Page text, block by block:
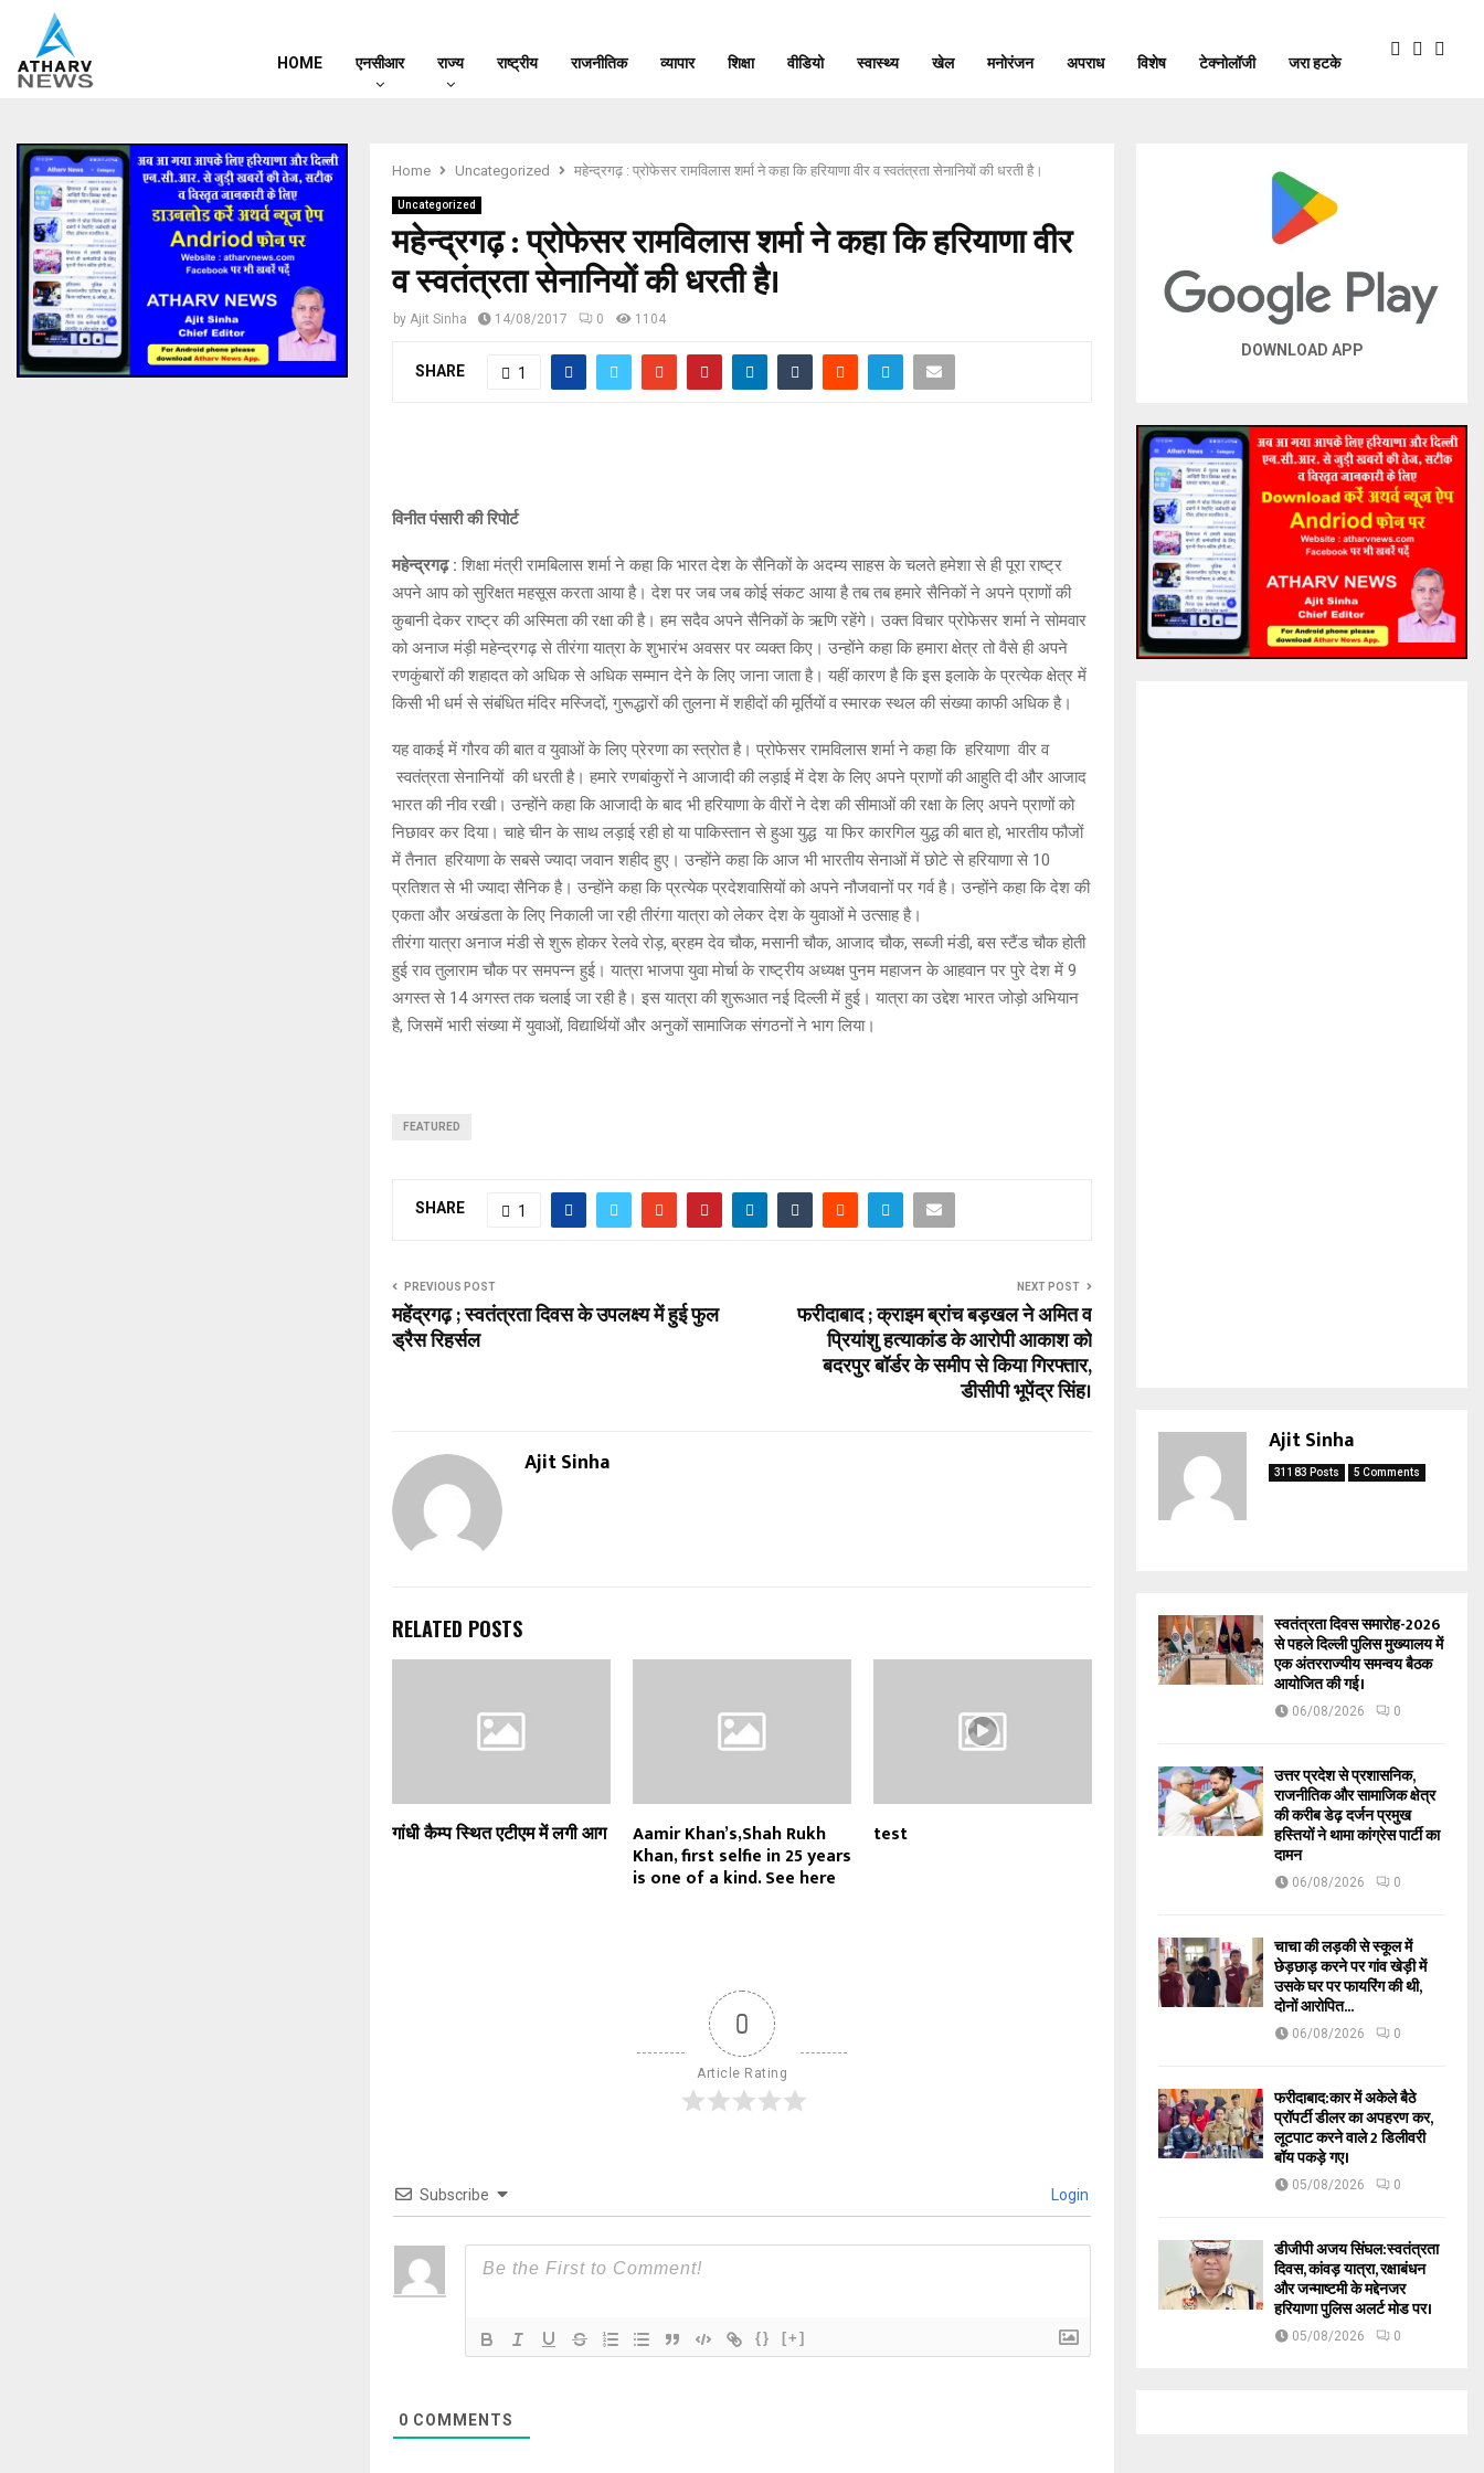
HOME एनसीआर राज्य राष्ट्रीय राजनीतिक व्यापार शिक्षा वीडियो स्वास्थ्य खेल मनोरंजन अपराध विशेष टेक्नोलॉजी जरा हटके
Home Uncategorized महेन्द्रगढ़ : प्रोफेसर रामविलास शर्मा ने कहा कि हरियाणा वीर व स्वतंत्रता सेनानियों की धरती है।
Uncategorized
महेन्द्रगढ़ : प्रोफेसर रामविलास शर्मा ने कहा कि हरियाणा वीर
व स्वतंत्रता सेनानियों की धरती है।
by Ajit Sinha 14/08/2017 0 1104
SHARE 1
विनीत पंसारी की रिपोर्ट
महेन्द्रगढ़ : शिक्षा मंत्री रामबिलास शर्मा ने कहा कि भारत देश के सैनिकों के अदम्य साहस के चलते हमेशा से ही पूरा राष्ट्र
अपने आप को सुरिक्षत महसूस करता आया है। देश पर जब जब कोई संकट आया है तब तब हमारे सैनिकों ने अपने प्राणों की
कुबानी देकर राष्ट्र की अस्मिता की रक्षा की है। हम सदैव अपने सैनिकों के ऋणि रहेंगे। उक्त विचार प्रोफेसर शर्मा ने सोमवार
को अनाज मंड़ी महेन्द्रगढ़ से तीरंगा यात्रा के शुभारंभ अवसर पर व्यक्त किए। उन्होंने कहा कि हमारा क्षेत्र तो वैसे ही अपने
रणकुंबारों की शहादत को अधिक से अधिक सम्मान देने के लिए जाना जाता है। यहीं कारण है कि इस इलाके के प्रत्येक क्षेत्र में
किसी भी धर्म से संबंधित मंदिर मस्जिदों, गुरूद्धारों की तुलना में शहीदों की मूर्तियों व स्मारक स्थल की संख्या काफी अधिक है।
यह वाकई में गौरव की बात व युवाओं के लिए प्रेरणा का स्त्रोत है। प्रोफेसर रामविलास शर्मा ने कहा कि हरियाणा वीर व
स्वतंत्रता सेनानियों की धरती है। हमारे रणबांकुरों ने आजादी की लड़ाई में देश के लिए अपने प्राणों की आहुति दी और आजाद
भारत की नीव रखी। उन्होंने कहा कि आजादी के बाद भी हरियाणा के वीरों ने देश की सीमाओं की रक्षा के लिए अपने प्राणों को
निछावर कर दिया। चाहे चीन के साथ लड़ाई रही हो या पाकिस्तान से हुआ युद्ध या फिर कारगिल युद्ध की बात हो, भारतीय फौजों
में तैनात हरियाणा के सबसे ज्यादा जवान शहीद हुए। उन्होंने कहा कि आज भी भारतीय सेनाओं में छोटे से हरियाणा से 10
प्रतिशत से भी ज्यादा सैनिक है। उन्होंने कहा कि प्रत्येक प्रदेशवासियों को अपने नौजवानों पर गर्व है। उन्होंने कहा कि देश की
एकता और अखंडता के लिए निकाली जा रही तीरंगा यात्रा को लेकर देश के युवाओं मे उत्साह है।
तीरंगा यात्रा अनाज मंडी से शुरू होकर रेलवे रोड़, ब्रहम देव चौक, मसानी चौक, आजाद चौक, सब्जी मंडी, बस स्टैंड चौक होती
हुई राव तुलाराम चौक पर समपन्न हुई। यात्रा भाजपा युवा मोर्चा के राष्ट्रीय अध्यक्ष पुनम महाजन के आहवान पर पुरे देश में 9
अगस्त से 14 अगस्त तक चलाई जा रही है। इस यात्रा की शुरूआत नई दिल्ली में हुई। यात्रा का उद्देश भारत जोड़ो अभियान
है, जिसमें भारी संख्या में युवाओं, विद्यार्थियों और अनुकों सामाजिक संगठनों ने भाग लिया।
FEATURED
SHARE 1
PREVIOUS POST
महेंद्रगढ़ ; स्वतंत्रता दिवस के उपलक्ष्य में हुई फुल
ड्रैस रिहर्सल
NEXT POST
फरीदाबाद ; क्राइम ब्रांच बड़खल ने अमित व
प्रियांशु हत्याकांड के आरोपी आकाश को
बदरपुर बॉर्डर के समीप से किया गिरफ्तार,
डीसीपी भूपेंद्र सिंह।
Ajit Sinha
RELATED POSTS
गांधी कैम्प स्थित एटीएम में लगी आग Aamir Khan’s,Shah Rukh
Khan, first selfie in 25 years
is one of a kind. See here
test
0
Article Rating
Subscribe Login
{} [+]
0 COMMENTS
DOWNLOAD APP
Ajit Sinha
31183 Posts 5 Comments
स्वतंत्रता दिवस समारोह-2026
से पहले दिल्ली पुलिस मुख्यालय में
एक अंतरराज्यीय समन्वय बैठक
आयोजित की गई।
06/08/2026 0
उत्तर प्रदेश से प्रशासनिक,
राजनीतिक और सामाजिक क्षेत्र
की करीब डेढ़ दर्जन प्रमुख
हस्तियों ने थामा कांग्रेस पार्टी का
दामन
06/08/2026 0
चाचा की लड़की से स्कूल में
छेड़छाड़ करने पर गांव खेड़ी में
उसके घर पर फायरिंग की थी,
दोनों आरोपित...
06/08/2026 0
फरीदाबाद:कार में अकेले बैठे
प्रॉपर्टी डीलर का अपहरण कर,
लूटपाट करने वाले 2 डिलीवरी
बॉय पकड़े गए।
05/08/2026 0
डीजीपी अजय सिंघल:स्वतंत्रता
दिवस, कांवड़ यात्रा, रक्षाबंधन
और जन्माष्टमी के मद्देनजर
हरियाणा पुलिस अलर्ट मोड पर।
05/08/2026 0